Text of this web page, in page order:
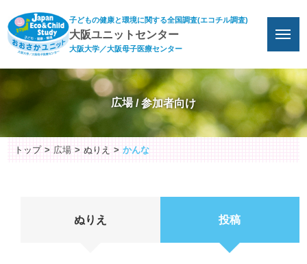
子どもの健康と環境に関する全国調査(エコチル調査)
大阪ユニットセンター
大阪大学／大阪母子医療センター
広場
トップ 広場 ぬりえ かんな
ぬりえ 投稿